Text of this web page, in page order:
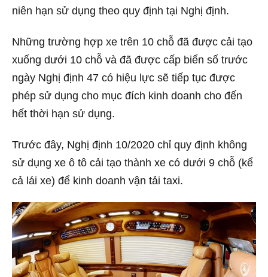
niên hạn sử dụng theo quy định tại Nghị định.
Những trường hợp xe trên 10 chỗ đã được cải tạo
xuống dưới 10 chỗ và đã được cấp biển số trước
ngày Nghị định 47 có hiệu lực sẽ tiếp tục được
phép sử dụng cho mục đích kinh doanh cho đến
hết thời hạn sử dụng.
Trước đây, Nghị định 10/2020 chỉ quy định không
sử dụng xe ô tô cải tạo thành xe có dưới 9 chỗ (kể
cả lái xe) để kinh doanh vận tải taxi.